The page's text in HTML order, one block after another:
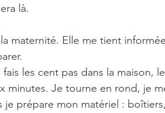
là.
maternité. Elle me tient
les cent pas dans la maison,
minutes. Je tourne en rond, je
je prépare mon matériel :